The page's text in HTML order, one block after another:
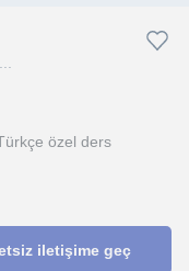
özel ders
iletişime geç